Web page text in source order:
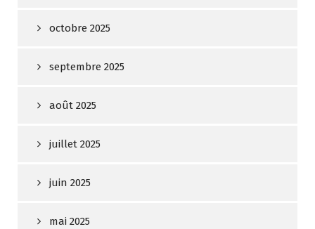
octobre 2025
septembre 2025
août 2025
juillet 2025
juin 2025
mai 2025